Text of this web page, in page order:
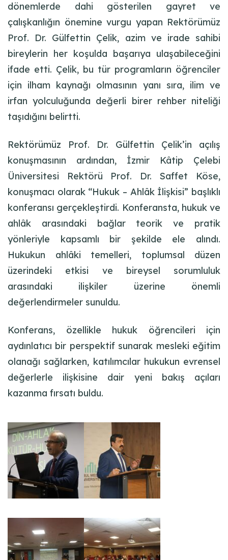
dönemlerde dahi gösterilen gayret ve
çalışkanlığın önemine vurgu yapan Rektörümüz
Prof. Dr. Gülfettin Çelik, azim ve irade sahibi
bireylerin her koşulda başarıya ulaşabileceğini
ifade etti. Çelik, bu tür programların öğrenciler
için ilham kaynağı olmasının yanı sıra, ilim ve
irfan yolculuğunda değerli birer rehber niteliği
taşıdığını belirtti.
Rektörümüz Prof. Dr. Gülfettin Çelik’in açılış
konuşmasının ardından, İzmir Kâtip Çelebi
Üniversitesi Rektörü Prof. Dr. Saffet Köse,
konuşmacı olarak “Hukuk – Ahlâk İlişkisi” başlıklı
konferansı gerçekleştirdi. Konferansta, hukuk ve
ahlâk arasındaki bağlar teorik ve pratik
yönleriyle kapsamlı bir şekilde ele alındı.
Hukukun ahlâki temelleri, toplumsal düzen
üzerindeki etkisi ve bireysel sorumluluk
arasındaki ilişkiler üzerine önemli
değerlendirmeler sunuldu.
Konferans, özellikle hukuk öğrencileri için
aydınlatıcı bir perspektif sunarak mesleki eğitim
olanağı sağlarken, katılımcılar hukukun evrensel
değerlerle ilişkisine dair yeni bakış açıları
kazanma fırsatı buldu.